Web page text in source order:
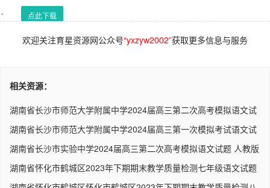
点此下载
欢迎关注育星资源网公众号“yxzyw2002”获取更多信息与服务
相关资源：
湖南省长沙市师范大学附属中学2024届高三第二次高考模拟语文试
湖南省长沙市师范大学附属中学2024届高三第一次模拟考试语文试
湖南省长沙市实验中学2024届高三第二次高考模拟语文试题 人教版
湖南省怀化市鹤城区2023年下期期末教学质量检测七年级语文试题